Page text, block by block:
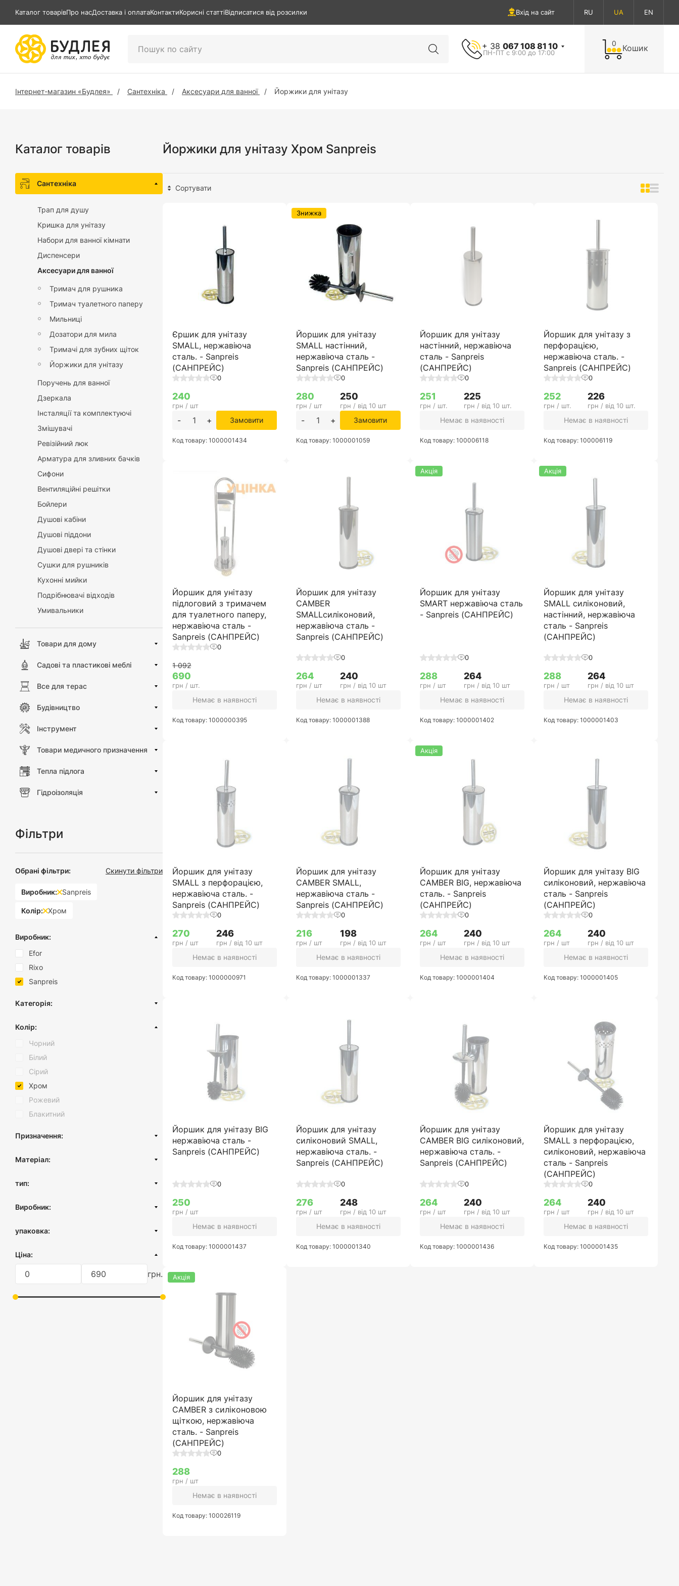
Каталог товарівПро насДоставка і оплатаКонтактиКорисні статтіВідписатися від розсилки Вхід на сайт RU UA EN
+ 38 067 108 81 10
ПН-ПТ с 9:00 до 17:00
0 Кошик
Інтернет-магазин «Будлея» Сантехніка Аксесуари для ванної Йоржики для унітазу
Каталог товарів
Сантехніка
Трап для душу
Кришка для унітазу
Набори для ванної кімнати
Диспенсери
Аксесуари для ванної
Тримач для рушника
Тримач туалетного паперу
Мильниці
Дозатори для мила
Тримачі для зубних щіток
Йоржики для унітазу
Поручень для ванної
Дзеркала
Інсталяції та комплектуючі
Змішувачі
Ревізійний люк
Арматура для зливних бачків
Сифони
Вентиляційні решітки
Бойлери
Душові кабіни
Душові піддони
Душові двері та стінки
Сушки для рушників
Кухонні мийки
Подрібнювачі відходів
Умивальники
Товари для дому
Садові та пластикові меблі
Все для терас
Будівництво
Інструмент
Товари медичного призначення
Тепла підлога
Гідроізоляція
Фільтри
Обрані фільтри: Скинути фільтри
Виробник: Sanpreis
Колір: Хром
Виробник:
Efor
Rixo
Sanpreis
Категорія:
Колір:
Чорний
Білий
Сірий
Хром
Рожевий
Блакитний
Призначення:
Матеріал:
Силікон
тип:
Виробник:
упаковка:
Ціна:
грн.
Йоржики для унітазу Хром Sanpreis
Сортувати
Єршик для унітазу
SMALL, нержавіюча
сталь. - Sanpreis
(САНПРЕЙС)
0
240
грн / шт
- + Замовити
Код товару: 1000001434
Йоршик для унітазу
SMALL настінний,
нержавіюча сталь -
Sanpreis (САНПРЕЙС)
0
Знижка
280
грн / шт
250
грн / від 10 шт
- + Замовити
Код товару: 1000001059
Йоршик для унітазу
настінний, нержавіюча
сталь - Sanpreis
(САНПРЕЙС)
0
251
грн / шт.
225
грн / від 10 шт.
Немає в наявності
Код товару: 100006118
Йоршик для унітазу з
перфорацією,
нержавіюча сталь. -
Sanpreis (САНПРЕЙС)
0
252
грн / шт.
226
грн / від 10 шт.
Немає в наявності
Код товару: 100006119
Йоршик для унітазу
підлоговий з тримачем
для туалетного паперу,
нержавіюча сталь -
Sanpreis (САНПРЕЙС)
0
1 092
690
грн / шт.
Немає в наявності
Код товару: 1000000395
Йоршик для унітазу
CAMBER
SMALLсиліконовий,
нержавіюча сталь -
Sanpreis (САНПРЕЙС)
0
264
грн / шт
240
грн / від 10 шт
Немає в наявності
Код товару: 1000001388
Йоршик для унітазу
SMART нержавіюча сталь
- Sanpreis (САНПРЕЙС)
0
Акція
288
грн / шт
264
грн / від 10 шт
Немає в наявності
Код товару: 1000001402
Йоршик для унітазу
SMALL силіконовий,
настінний, нержавіюча
сталь - Sanpreis
(САНПРЕЙС)
0
Акція
288
грн / шт
264
грн / від 10 шт
Немає в наявності
Код товару: 1000001403
Йоршик для унітазу
SMALL з перфорацією,
нержавіюча сталь. -
Sanpreis (САНПРЕЙС)
0
270
грн / шт
246
грн / від 10 шт
Немає в наявності
Код товару: 1000000971
Йоршик для унітазу
CAMBER SMALL,
нержавіюча сталь -
Sanpreis (САНПРЕЙС)
0
216
грн / шт
198
грн / від 10 шт
Немає в наявності
Код товару: 1000001337
Йоршик для унітазу
CAMBER BIG, нержавіюча
сталь. - Sanpreis
(САНПРЕЙС)
0
Акція
264
грн / шт
240
грн / від 10 шт
Немає в наявності
Код товару: 1000001404
Йоршик для унітазу BIG
силіконовий, нержавіюча
сталь - Sanpreis
(САНПРЕЙС)
0
264
грн / шт
240
грн / від 10 шт
Немає в наявності
Код товару: 1000001405
Йоршик для унітазу BIG
нержавіюча сталь -
Sanpreis (САНПРЕЙС)
0
250
грн / шт
Немає в наявності
Код товару: 1000001437
Йоршик для унітазу
силіконовий SMALL,
нержавіюча сталь. -
Sanpreis (САНПРЕЙС)
0
276
грн / шт
248
грн / від 10 шт
Немає в наявності
Код товару: 1000001340
Йоршик для унітазу
CAMBER BIG силіконовий,
нержавіюча сталь. -
Sanpreis (САНПРЕЙС)
0
264
грн / шт
240
грн / від 10 шт
Немає в наявності
Код товару: 1000001436
Йоршик для унітазу
SMALL з перфорацією,
силіконовий, нержавіюча
сталь - Sanpreis
(САНПРЕЙС)
0
264
грн / шт
240
грн / від 10 шт
Немає в наявності
Код товару: 1000001435
Йоршик для унітазу
CAMBER з силіконовою
щіткою, нержавіюча
сталь. - Sanpreis
(САНПРЕЙС)
0
Акція
288
грн / шт
Немає в наявності
Код товару: 100026119